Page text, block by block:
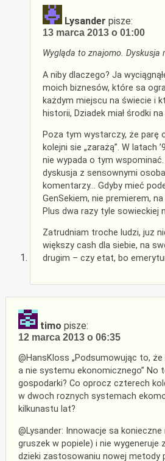
Lysander pisze:
13 marca 2013 o 01:00
Wygląda to znajomo. Dyskusja
A niby dlaczego? Ja
moich biznesów, które sa
każdym miejscu na świecie i
historii, Dziadek miał środki
Poza tym wystarczy, że parę
kolejni sie „zarażą”. W latach
nie wypada o tym
dyskusja z sensownymi
komentarzy… Gdyby mieć
GenSekiem, nie premierem,
Plus dwa razy tyle sowieckiej
Zatrudniam troche ludzi, juz
większy cash dla siebie, na
drugim – czy etat, bo
timo pisze:
12 marca 2013 o 06:35
@HansKloss „Podsumowując to,
a nie systemu ekonomicznego” No
gospodarki? Co oprocz czterech
w dwoch roznych systemach
kilkunastu lat?
@Lysander: Innowacje sa
gruszek w popiele) i nie
dzieki zastosowaniu nowej metody